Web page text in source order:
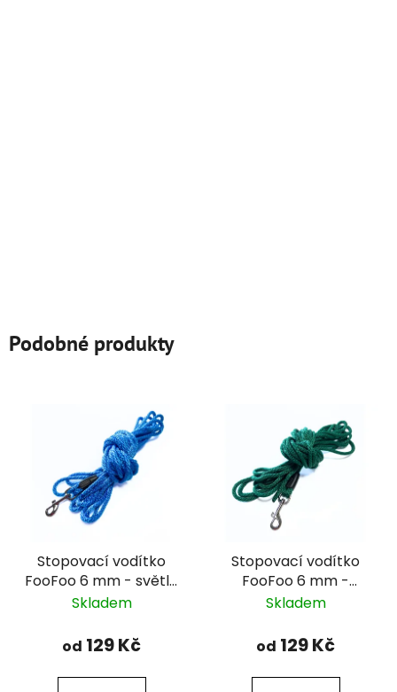
Podobné produkty
Stopovací vodítko
FooFoo 6 mm - světle
modré
Skladem
od 129 Kč
Stopovací vodítko
FooFoo 6 mm -
tmavě zelené
Skladem
od 129 Kč